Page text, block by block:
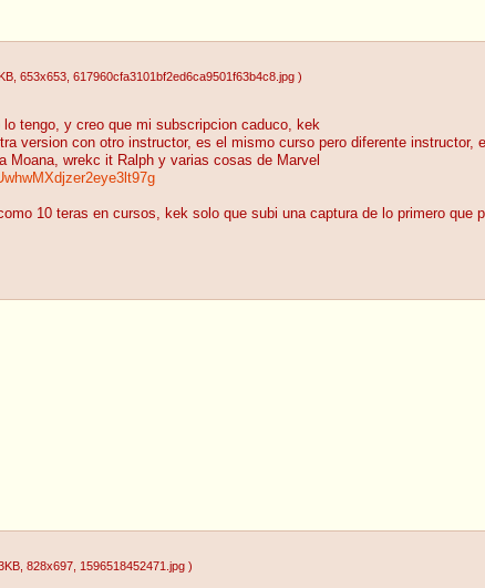
, 653x653 , 617960cfa3101bf2ed6ca9501f63b4c8.jpg )
lo tengo, y creo que mi subscripcion caduco, kek
version con otro instructor, es el mismo curso pero diferente instructor,
Moana, wrekc it Ralph y varias cosas de Marvel
10 teras en cursos, kek solo que subi una captura de lo primero que
, 828x697 , 1596518452471.jpg )